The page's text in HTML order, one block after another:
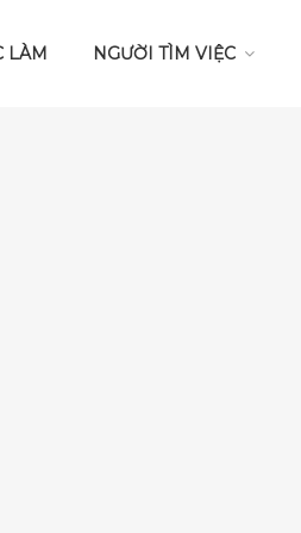
LÀM NGƯỜI TÌM VIỆC